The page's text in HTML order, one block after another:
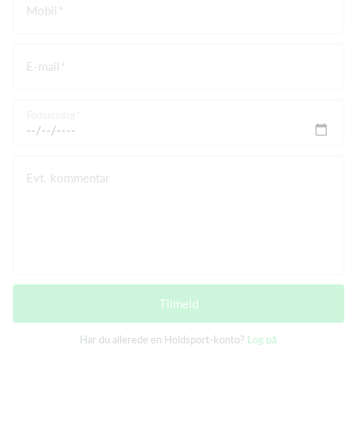
Mobil
E-mail
Evt. kommentar
Tilmeld
Har du allerede en Holdsport-konto? Log på